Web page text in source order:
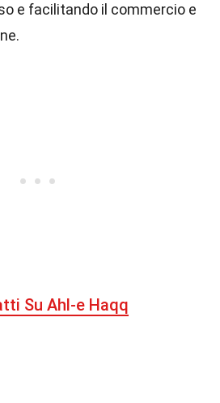
e facilitando il commercio e
Su Ahl-e Haqq